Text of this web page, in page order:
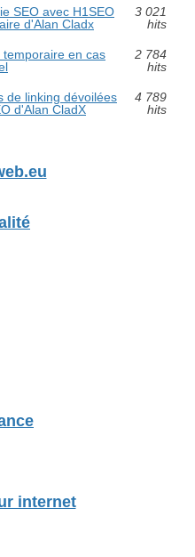
SEO avec H1SEO
d'Alan Cladx
3 021
hits
temporaire en cas
2 784
hits
de linking dévoilées
d'Alan CladX
4 789
hits
internet